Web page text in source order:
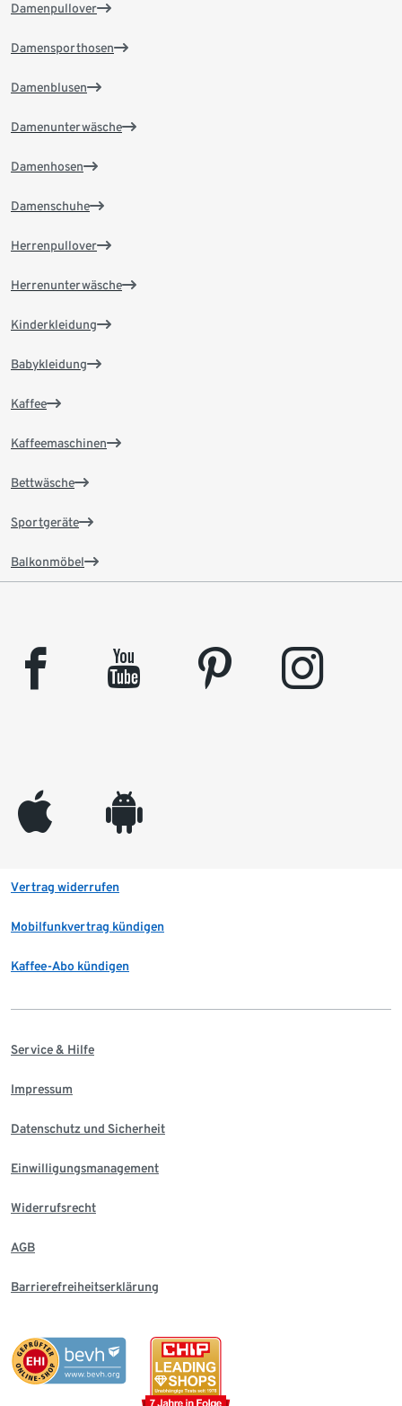
Damenpullover
Damensporthosen
Damenblusen
Damenunterwäsche
Damenhosen
Damenschuhe
Herrenpullover
Herrenunterwäsche
Kinderkleidung
Babykleidung
Kaffee
Kaffeemaschinen
Bettwäsche
Sportgeräte
Balkonmöbel
facebook youtube pinterest instagram
appleinc android
Vertrag widerrufen
Mobilfunkvertrag kündigen
Kaffee-Abo kündigen
Service & Hilfe
Impressum
Datenschutz und Sicherheit
Einwilligungsmanagement
Widerrufsrecht
AGB
Barrierefreiheitserklärung